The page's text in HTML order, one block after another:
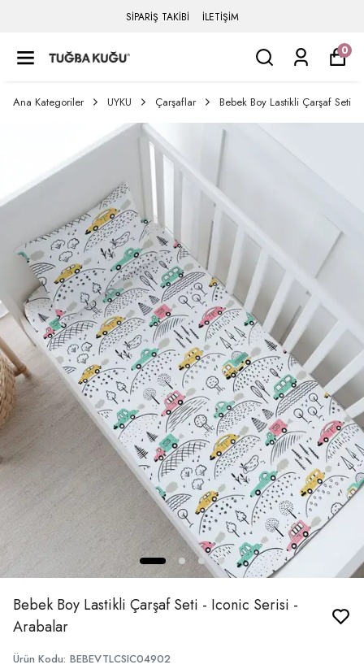
SİPARİŞ TAKİBİ İLETİŞİM
0
Ana Kategoriler UYKU Çarşaflar Bebek Boy Lastikli Çarşaf Seti
Bebek Boy Lastikli Çarşaf Seti - Iconic Serisi -
Arabalar
Ürün Kodu: BEBEVTLCSIC04902